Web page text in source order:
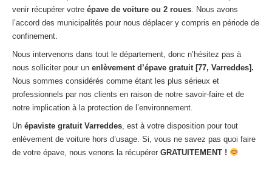
venir récupérer votre épave de voiture ou 2 roues. Nous avons
l’accord des municipalités pour nous déplacer y compris en période de
confinement.
Nous intervenons dans tout le département, donc n’hésitez pas à
nous solliciter pour un enlèvement d’épave gratuit [77, Varreddes].
Nous sommes considérés comme étant les plus sérieux et
professionnels par nos clients en raison de notre savoir-faire et de
notre implication à la protection de l’environnement.
Un épaviste gratuit Varreddes, est à votre disposition pour tout
enlèvement de voiture hors d’usage. Si, vous ne savez pas quoi faire
de votre épave, nous venons la récupérer GRATUITEMENT !